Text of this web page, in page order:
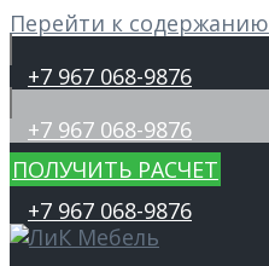
Перейти к содержанию
+7 967 068-9876
+7 967 068-9876
ПОЛУЧИТЬ РАСЧЕТ
+7 967 068-9876